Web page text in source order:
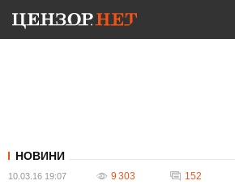
НОВИНИ
10.03.16 19:07 9 303 152